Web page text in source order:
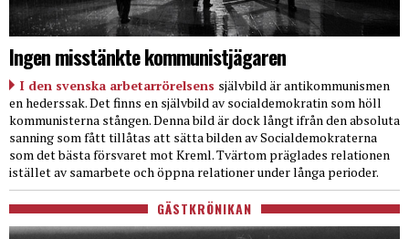
Ingen misstänkte kommunistjägaren
I den svenska arbetarrörelsens självbild är antikommunismen
en hederssak. Det finns en självbild av socialdemokratin som höll
kommunisterna stången. Denna bild är dock långt ifrån den absoluta
sanning som fått tillåtas att sätta bilden av Socialdemokraterna
som det bästa försvaret mot Kreml. Tvärtom präglades relationen
istället av samarbete och öppna relationer under långa perioder.
GÄSTKRÖNIKAN